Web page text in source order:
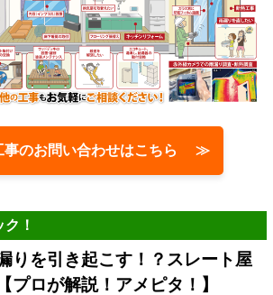
事のお問い合わせはこちら ≫
！
りを引き起こす！？スレート屋
プロが解説！アメピタ！】